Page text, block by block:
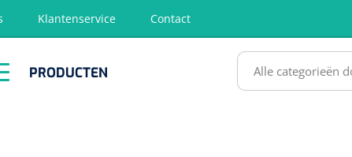
Klantenservice Contact
PRODUCTEN